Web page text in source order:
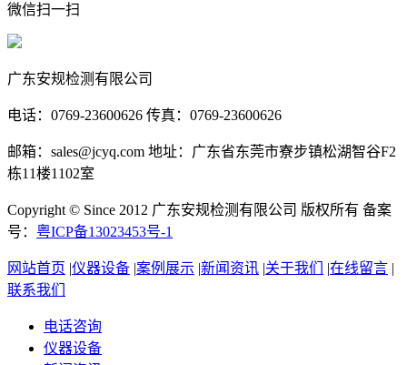
微信扫一扫
广东安规检测有限公司
电话：0769-23600626 传真：0769-23600626
邮箱：sales@jcyq.com 地址：广东省东莞市寮步镇松湖智谷F2
栋11楼1102室
Copyright © Since 2012 广东安规检测有限公司 版权所有 备案
号： 粤ICP备13023453号-1
网站首页 |仪器设备 |案例展示 |新闻资讯 |关于我们 |在线留言 |
联系我们
电话咨询
仪器设备